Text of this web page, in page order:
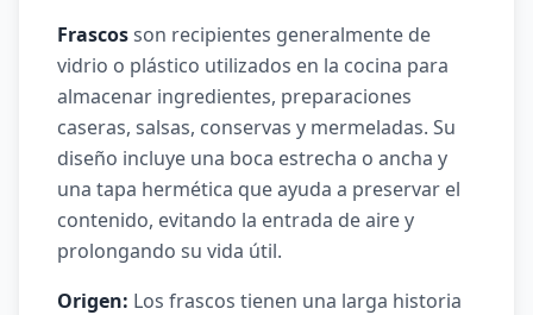
Frascosson recipientes generalmente de
vidrio o plástico utilizados en la cocina para
almacenar ingredientes, preparaciones
caseras, salsas, conservas y mermeladas. Su
diseño incluye una boca estrecha o ancha y
una tapa hermética que ayuda a preservar el
contenido, evitando la entrada de aire y
prolongando su vida útil.
Origen: Los frascos tienen una larga historia